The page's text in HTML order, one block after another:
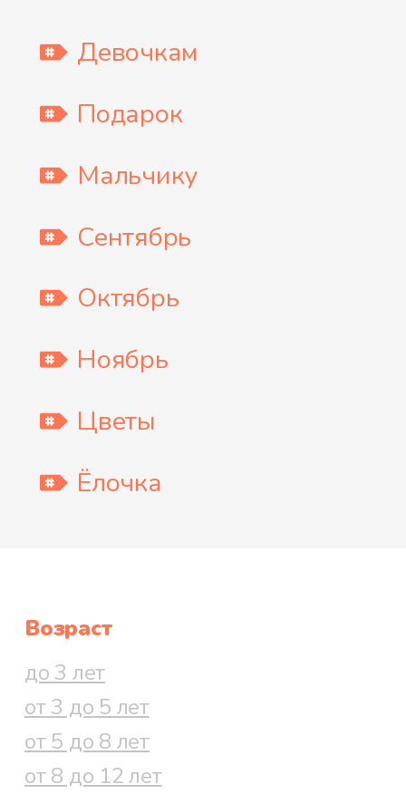
Девочкам
Подарок
Мальчику
Сентябрь
Октябрь
Ноябрь
Цветы
Ёлочка
Возраст
до 3 лет
от 3 до 5 лет
от 5 до 8 лет
от 8 до 12 лет